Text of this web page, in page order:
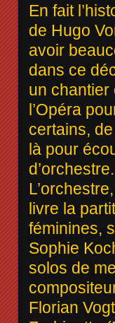
En fait
de Hugo
avoir
dans ce
un chantier
l’Opéra
certains,
là pour
livre la
féminines,
Sophie
solos de
Florian